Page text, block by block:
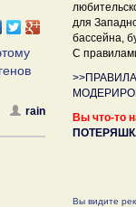
rain
для
бассейна,
С
Вы что-то
Вы видите